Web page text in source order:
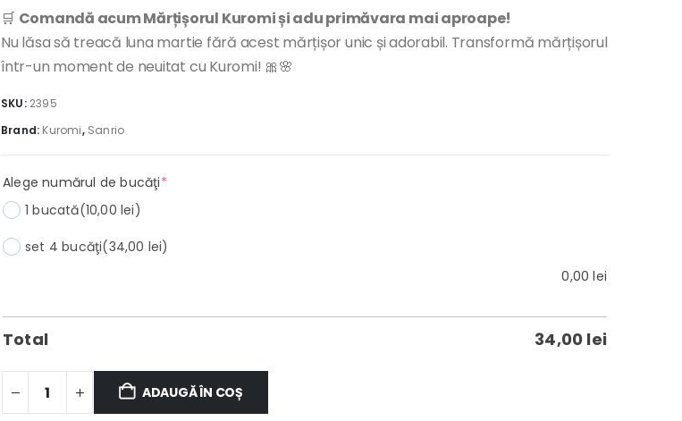
🛒 Comandă acum Mărțișorul Kuromi și adu primăvara mai aproape!
Nu lăsa să treacă luna martie fără acest mărțișor unic și adorabil. Transformă mărțișorul
într-un moment de neuitat cu Kuromi! 🎀🌸
SKU: 2395
Brand: Kuromi, Sanrio
Alege numărul de bucăţi*(required)
1 bucată(10,00 lei)
set 4 bucăţi(34,00 lei)
0,00lei
Total 34,00 lei
ADAUGĂ ÎN COȘ